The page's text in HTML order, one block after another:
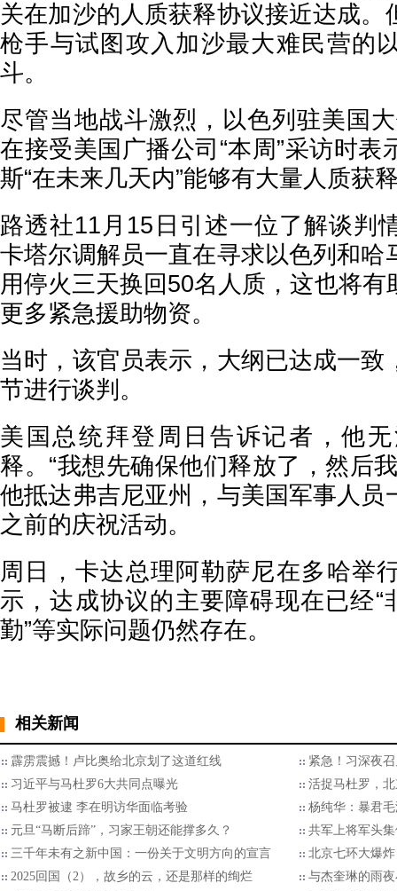
关在加沙的人质获释协议接近达成。
枪手与试图攻入加沙最大难民营的
斗。
尽管当地战斗激烈，以色列驻美国
在接受美国广播公司“本周”采访时表
斯“在未来几天内”能够有大量人质获
路透社11月15日引述一位了解谈判
卡塔尔调解员一直在寻求以色列和哈
用停火三天换回50名人质，这也将有
更多紧急援助物资。
当时，该官员表示，大纲已达成一致
节进行谈判。
美国总统拜登周日告诉记者，他
释。“我想先确保他们释放了，然后
他抵达弗吉尼亚州，与美国军事人员
之前的庆祝活动。
周日，卡达总理阿勒萨尼在多哈举
示，达成协议的主要障碍现在已经“
勤”等实际问题仍然存在。
相关新闻
霹雳震撼！卢比奥给北京划了这道红线
紧急！习深夜
习近平与马杜罗6大共同点曝光
活捉马杜罗，
马杜罗被逮 李在明访华面临考验
杨纯华：暴君
元旦“马断后蹄”，习家王朝还能撑多久？
共军上将军头
三千年未有之新中国：一份关于文明方向的宣言
北京七环大爆
2025回国（2），故乡的云，还是那样的绚烂
与杰奎琳的雨